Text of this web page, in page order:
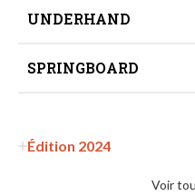
UNDERHAND
SPRINGBOARD
Édition 2024
Voir